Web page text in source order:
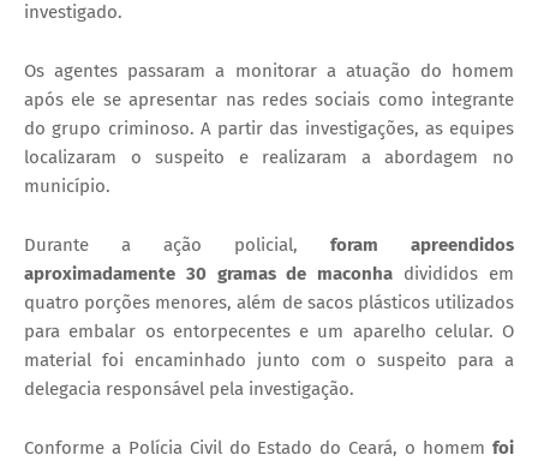
investigado.
​Os agentes passaram a monitorar a atuação do homem
após ele se apresentar nas redes sociais como integrante
do grupo criminoso. A partir das investigações, as equipes
localizaram o suspeito e realizaram a abordagem no
município.
​Durante a ação policial, foram apreendidos
aproximadamente 30 gramas de maconha divididos em
quatro porções menores, além de sacos plásticos utilizados
para embalar os entorpecentes e um aparelho celular. O
material foi encaminhado junto com o suspeito para a
delegacia responsável pela investigação.
​Conforme a Polícia Civil do Estado do Ceará, o homem foi